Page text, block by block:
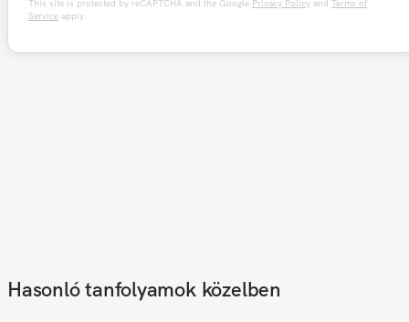
This site is protected by reCAPTCHA and the Google Privacy Policy and Terms of
Service apply.
Hasonló tanfolyamok közelben